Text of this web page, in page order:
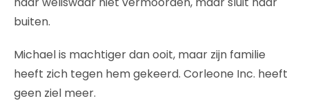
buiten.
Michael is machtiger dan ooit, maar zijn familie
heeft zich tegen hem gekeerd. Corleone Inc. heeft
geen ziel meer.